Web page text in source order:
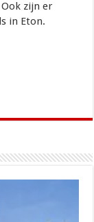
zijn er
in Eton.